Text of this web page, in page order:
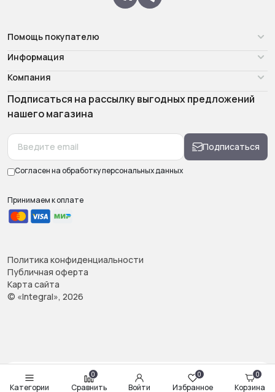
Категории
0
Сравнить Войти
0
Избранное
0
Корзина
Помощь покупателю
Информация
Компания
Подписаться на рассылку выгодных предложений
нашего магазина
Подписаться
Согласен на обработкуперсональных данных
Принимаем к оплате
Политика конфиденциальности
Публичная оферта
Карта сайта
© «Integral», 2026